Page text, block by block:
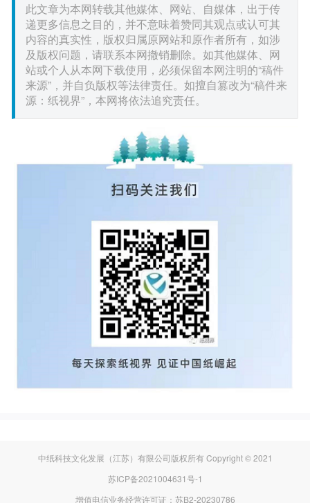
此文章为本网转载其他媒体、网站、自媒体，出于传
递更多信息之目的，并不意味着赞同其观点或认可其
内容的真实性，版权归属原网站和原作者所有，如涉
及版权问题，请联系本网撤销删除。如其他媒体、网
站或个人从本网下载使用，必须保留本网注明的“稿件
来源”，并自负版权等法律责任。如擅自篡改为“稿件来
源：纸视界”，本网将依法追究责任。
中纸科技文化发展（江苏）有限公司版权所有 Copyright © 2021
苏ICP备2021004631号-1
增值电信业务经营许可证：苏B2-20230786